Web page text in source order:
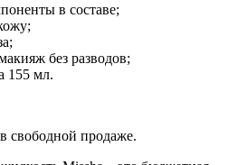
в составе;
без разводов;
155 мл.
свободной продаже.